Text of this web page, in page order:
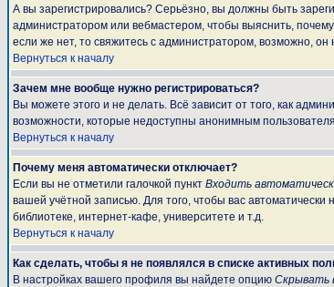
А вы зарегистрировались? Серьёзно, вы должны быть
администратором или вебмастером, чтобы выяснить,
если же нет, то свяжитесь с администратором, возможно,
Вернуться к началу
Зачем мне вообще нужно регистрироваться?
Вы можете этого и не делать. Всё зависит от того, как
возможности, которые недоступны анонимным
Вернуться к началу
Почему меня автоматически отключает?
Если вы не отметили галочкой пункт Входить
вашей учётной записью. Для того, чтобы вас
библиотеке, интернет-кафе, университете и т.д.
Вернуться к началу
Как сделать, чтобы я не появлялся в списке активных
В настройках вашего профиля вы найдете опцию Скрывать